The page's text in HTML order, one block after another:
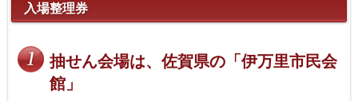
入場整理券
抽せん会場は、佐賀県の「伊万里市民会
館」